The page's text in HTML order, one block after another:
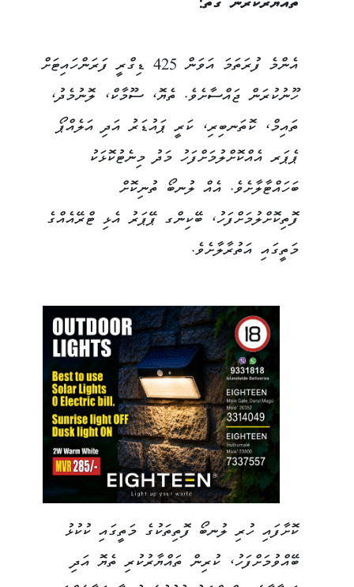
ތައްޔާރުކުރާނެ ގޮތް:
އެންމެ ފުރަތަމަ އަވަން 425 ޑިގްރީ ފަރަންހައިޓަށް
ހޫނުކުރަން ޖައްސާށެވެ. ތެޔޮ، ސޫމާކް، ލޮނުމެދު،
ތައިމް، ކޮތަނބިރި، ކަރީ ޕައުޑަރު އަދި އަލެއްޕޯ
ޕެޕަރ އެއްކޮށްލުމަށްފަހު މަދު މިނެޓުކޮޅަކު
ބަހައްޓާލާށެވެ. އެއް ލުނބޯ ތުނިކޮށް
ފޮތިކޮށްލުމަށްފަހު، ބޭކިންގ ޕޭޕަރު އެޅި ޓްރޭއެއްގެ
މަތީގައި އަތުރާލާށެވެ.
ކޮށާފައި ހުރި ލުނބޯ ފޮތިތަކުގެ މަތީގައި ކުކުޅު
ބޭއްވުމަށްފަހު، ކުރިން ތައްޔާރުކުރި ތެޔޮ އަދި